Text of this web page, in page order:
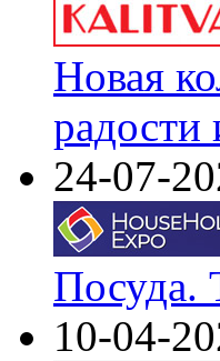
Новая
радости
24-07-
Посуда.
10-04-